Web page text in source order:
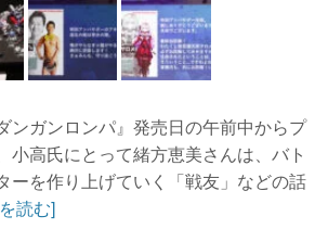
ンガンロンパ』発売日の午前中からプ
小高氏にとって緒方恵美さんは、バト
ーを作り上げていく「戦友」などの話
読む]